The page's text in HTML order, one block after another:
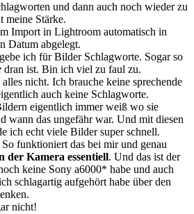
und dann auch noch wieder zu
meine Stärke.
Import in Lightroom automatisch in
Datum abgelegt.
ich für Bilder Schlagworte. Sogar so
dran ist. Bin ich viel zu faul zu.
nicht. Ich brauche keine sprechende
auch keine Schlagworte.
eigentlich immer weiß wo sie
wann das ungefähr war. Und mit diesen
ich echt viele Bilder super schnell.
funktioniert das bei mir und genau
der Kamera essentiell. Und das ist der
keine Sony a6000* habe und auch
schlagartig aufgehört habe über den
nicht!